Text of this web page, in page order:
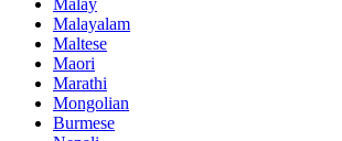
Malay
Malayalam
Maltese
Maori
Marathi
Mongolian
Burmese